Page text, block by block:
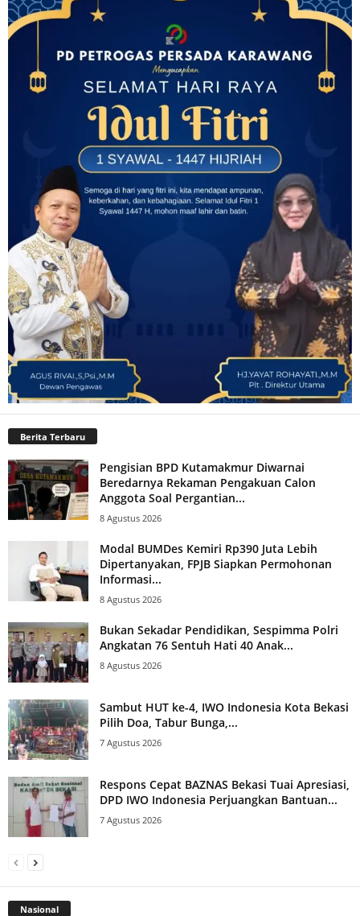
Berita Terbaru
Pengisian BPD Kutamakmur Diwarnai
Beredarnya Rekaman Pengakuan Calon
Anggota Soal Pergantian...
8 Agustus 2026
Modal BUMDes Kemiri Rp390 Juta Lebih
Dipertanyakan, FPJB Siapkan Permohonan
Informasi...
8 Agustus 2026
Bukan Sekadar Pendidikan, Sespimma Polri
Angkatan 76 Sentuh Hati 40 Anak...
8 Agustus 2026
Sambut HUT ke-4, IWO Indonesia Kota Bekasi
Pilih Doa, Tabur Bunga,...
7 Agustus 2026
Respons Cepat BAZNAS Bekasi Tuai Apresiasi,
DPD IWO Indonesia Perjuangkan Bantuan...
7 Agustus 2026
Nasional